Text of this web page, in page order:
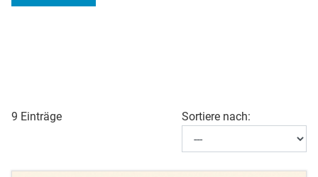
9 Einträge Sortiere nach: